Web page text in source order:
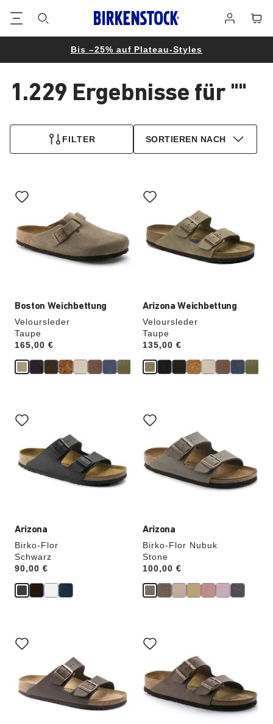
Bis –25% auf Plateau-Styles
1.229 Ergebnisse für ""
gefunden
FILTER SORTIEREN NACH
Boston Weichbettung
Veloursleder
Taupe
Price:
165,00 €
Anklicken
der
werden
die
Produktbilder
aktualisiert.
Arizona Weichbettung
Veloursleder
Taupe
Price:
135,00 €
Anklicken
der
werden
die
Produktbilder
aktualisiert.
Arizona
Birko-Flor
Schwarz
Price:
90,00 €
Anklicken
der
werden
die
Produktbilder
aktualisiert.
Arizona
Birko-Flor Nubuk
Stone
Price:
100,00 €
Anklicken
der
werden
die
Produktbilder
aktualisiert.
Anklicken
der
werden
die
Produktbilder
aktualisiert.
Anklicken
der
werden
die
Produktbilder
aktualisiert.